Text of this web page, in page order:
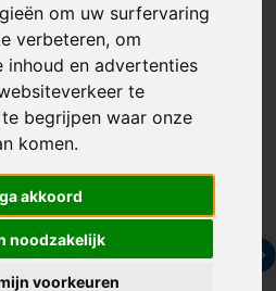
om uw surfervaring
verbeteren, om
inhoud en advertenties
te
begrijpen waar onze
komen.
akkoord
noodzakelijk
voorkeuren